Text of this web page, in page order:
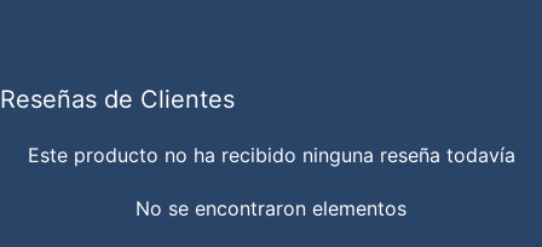
Reseñas de Clientes
Este producto no ha recibido ninguna reseña todavía
No se encontraron elementos